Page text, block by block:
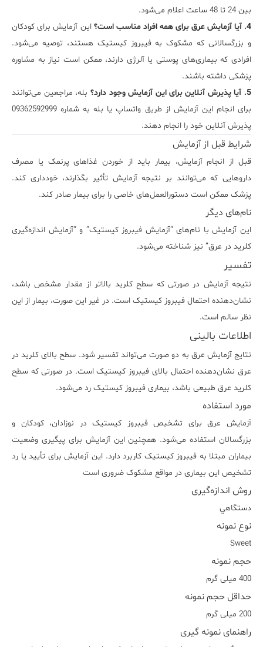
بین 24 تا 48 ساعت اعلام می‌شود.
4. آیا آزمایش عرق برای همه افراد مناسب است؟
این آزمایش برای کودکان
و بزرگسالانی که مشکوک به فیبروز کیستیک هستند، توصیه می‌شود.
افرادی که بیماری‌های پوستی یا آلرژی دارند، ممکن است نیاز به مشاوره
پزشکی داشته باشند.
5. آیا پذیرش آنلاین برای این آزمایش وجود دارد؟
بله، مراجعین می‌توانند
برای انجام این آزمایش از طریق واتساپ یا بله به شماره 09362592999
پذیرش آنلاین خود را انجام دهند.
شرایط قبل از آزمایش
قبل از انجام آزمایش، بیمار باید از خوردن غذاهای پرنمک یا مصرف
داروهایی که می‌توانند بر نتیجه آزمایش تأثیر بگذارند، خودداری کند.
پزشک ممکن است دستورالعمل‌های خاصی را برای بیمار صادر کند.
نام‌های دیگر
این آزمایش با نام‌های “آزمایش فیبروز کیستیک” و “آزمایش اندازه‌گیری
کلرید در عرق” نیز شناخته می‌شود.
تفسیر
نتیجه آزمایش در صورتی که سطح کلرید بالاتر از مقدار مشخص باشد،
نشان‌دهنده احتمال فیبروز کیستیک است. در غیر این صورت، بیمار از این
نظر سالم است.
اطلاعات بالینی
نتایج آزمایش عرق به دو صورت می‌تواند تفسیر شود. سطح بالای کلرید در
عرق نشان‌دهنده احتمال بالای فیبروز کیستیک است. در صورتی که سطح
کلرید عرق طبیعی باشد، بیماری فیبروز کیستیک رد می‌شود.
مورد استفاده
آزمایش عرق برای تشخیص فیبروز کیستیک در نوزادان، کودکان و
بزرگسالان استفاده می‌شود. همچنین این آزمایش برای پیگیری وضعیت
بیماران مبتلا به فیبروز کیستیک کاربرد دارد. این آزمایش برای تأیید یا رد
تشخیص این بیماری در مواقع مشکوک ضروری است
روش اندازه‌گیری
دستگاهي
نوع نمونه
Sweet
حجم نمونه
400 میلی گرم
حداقل حجم نمونه
200 میلی گرم
راهنمای نمونه گیری